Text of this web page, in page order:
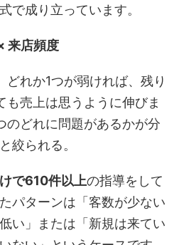
で成り立っています。
来店頻度
れか1つが弱ければ、残り
売上は思うように伸びま
のどれに問題があるかが分
絞られる。
で610件以上の指導をして
パターンは「客数が少ない
い」または「新規は来てい